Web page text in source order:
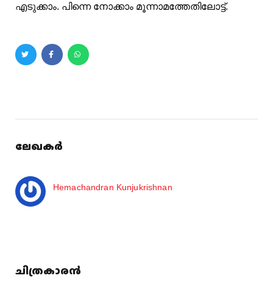
എടുക്കാം. പിന്നെ നോക്കാം മൂന്നാമത്തേതിലോട്ട്.
ലേഖകർ
Hemachandran Kunjukrishnan
ചിത്രകാരൻ